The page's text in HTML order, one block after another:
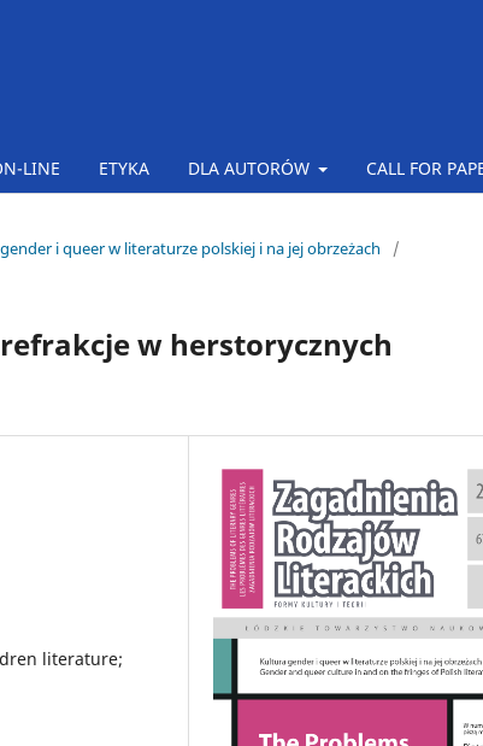
LINE ETYKA DLA AUTORÓW CALL FOR
i queer w literaturze polskiej i na jej obrzeżach
/
w herstorycznych
literature;